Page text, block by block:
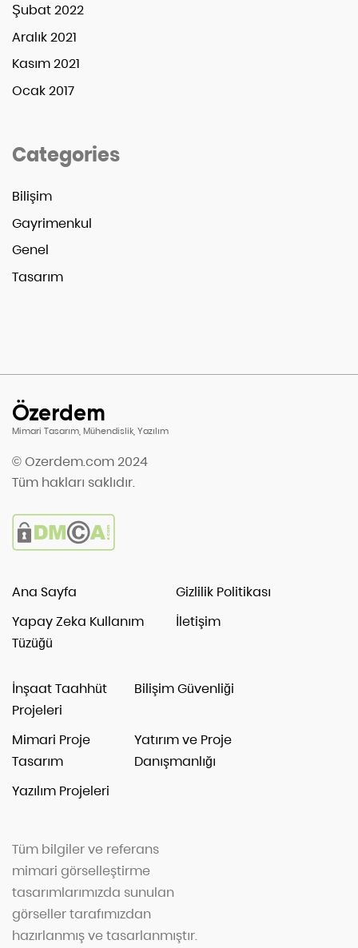
Şubat 2022
Aralık 2021
Kasım 2021
Ocak 2017
Categories
Bilişim
Gayrimenkul
Genel
Tasarım
Özerdem
Mimari Tasarım, Mühendislik, Yazılım
© Ozerdem.com 2024
Tüm hakları saklıdır.
Ana Sayfa
Gizlilik Politikası
Yapay Zeka Kullanım
Tüzüğü
İletişim
İnşaat Taahhüt
Projeleri
Bilişim Güvenliği
Mimari Proje
Tasarım
Yatırım ve Proje
Danışmanlığı
Yazılım Projeleri
Tüm bilgiler ve referans
mimari görselleştirme
tasarımlarımızda sunulan
görseller tarafımızdan
hazırlanmış ve tasarlanmıştır.